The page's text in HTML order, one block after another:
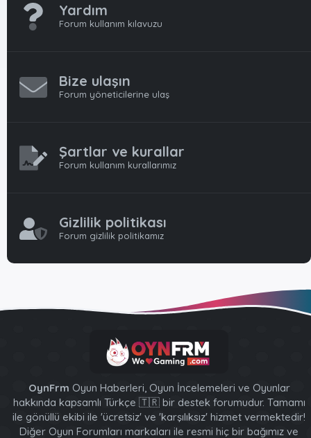
Yardım
Forum kullanım kılavuzu
Bize ulaşın
Forum yöneticilerine ulaş
Şartlar ve kurallar
Forum kullanım kurallarımız
Gizlilik politikası
Forum gizlilik politikamız
OynFrm Oyun Haberleri, Oyun İncelemeleri ve Oyunlar
hakkında kapsamlı Türkçe 🇹🇷 bir destek forumudur. Tamamı
ile gönüllü ekibi ile 'ücretsiz' ve 'karşılıksız' hizmet vermektedir!
Diğer Oyun Forumları markaları ile resmi hiç bir bağımız ve